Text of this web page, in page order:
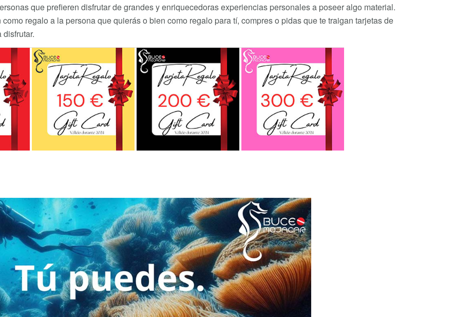
que prefieren disfrutar de grandes y enriquecedoras experiencias personales a poseer algo material.
regalo a la persona que quierás o bien como regalo para tí, compres o pidas que te traigan tarjetas de